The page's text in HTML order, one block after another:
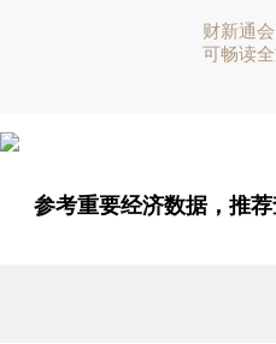
财新通
可畅读
参考重要经济数据，推